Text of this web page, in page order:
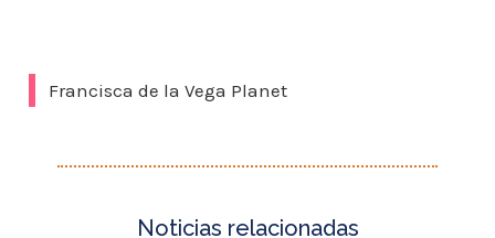
Francisca de la Vega Planet